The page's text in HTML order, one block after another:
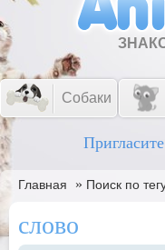
Собаки
Главная » Поиск по
слово